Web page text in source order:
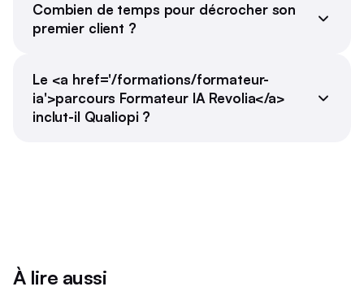
Combien de temps pour décrocher son
premier client ?
Le <a href='/formations/formateur-
ia'>parcours Formateur IA Revolia</a>
inclut-il Qualiopi ?
À lire aussi